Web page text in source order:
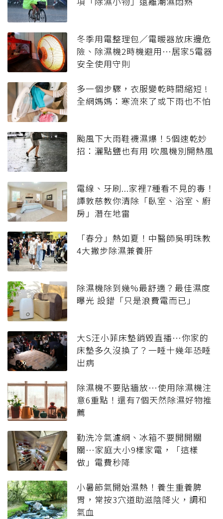
冬季用電整理包／電暖器放床邊危
險、除濕機2時機避用…居家5電器
安全使用守則
多一個步驟，衣服變乾時間縮短 !
全網媽媽：寒流來了或下雨也不怕
颱風下大雨鞋襪濕爆！5個速乾妙
招：灑點鹽也有用 吹風機別開熱風
電線、牙刷...家裡7種看不見的毒！
譚敦慈教你清除「臥室、浴室、廚
房」潛在地雷
「春分」熱如夏！中醫師吳明珠教
4大撇步除濕兼養肝
除濕機除到幾%最舒適？最佳濕度
曝光 設錯「只是浪費電而已」
大S汪小菲床墊銷毀直播…你家的
床墊多久沒換了？一睡十幾年恐睡
出病
除濕機不要貼牆放…使用除濕機注
意6重點！還有7個天然除濕好物推
薦
勤洗冷氣濾網、冰箱不要開開關
關…家庭大小9樣家電，「這樣
做」電費秒降
小暑節氣開始濕熱！養生重養脾
胃，常按3穴道助滋陰降火，調和
氣血